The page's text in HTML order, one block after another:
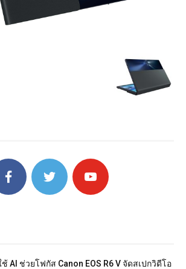
ช้ AI ช่วยโฟกัส Canon EOS R6 V จัดสเปกวิดีโอ